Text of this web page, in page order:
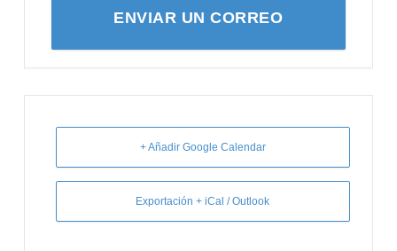
ENVIAR UN CORREO
+ Añadir Google Calendar
Exportación + iCal / Outlook